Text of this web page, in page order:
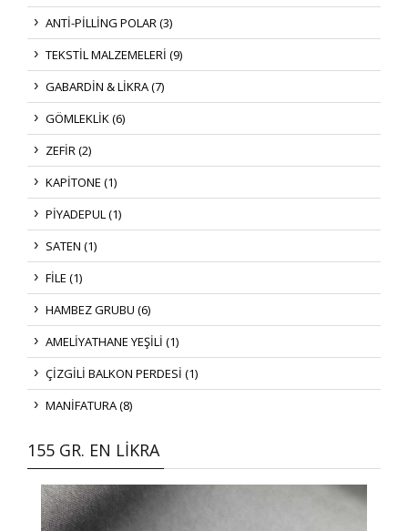
ANTİ-PİLLİNG POLAR (3)
TEKSTİL MALZEMELERİ (9)
GABARDİN & LİKRA (7)
GÖMLEKLİK (6)
ZEFİR (2)
KAPİTONE (1)
PİYADEPUL (1)
SATEN (1)
FİLE (1)
HAMBEZ GRUBU (6)
AMELİYATHANE YEŞİLİ (1)
ÇİZGİLİ BALKON PERDESİ (1)
MANİFATURA (8)
155 GR. EN LİKRA